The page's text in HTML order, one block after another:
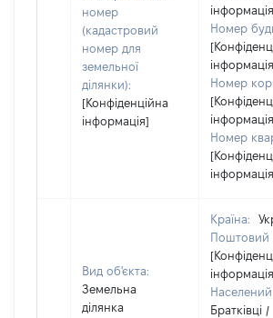
номер
(кадастровий
номер для
земельної
ділянки):
[Конфіденційна
інформація]
Номер
Номер
Номер
Вид об'єкта:
Земельна
ділянка
Країна:
Поштовий
Братківці /